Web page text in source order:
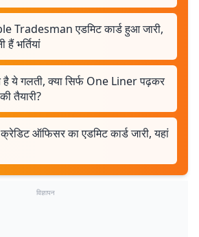
Tradesman एडमिट कार्ड हुआ जारी,
हैं भर्तियां
है ये गलती, क्या सिर्फ One Liner पढ़कर
तैयारी?
ऑफिसर का एडमिट कार्ड जारी, यहां
विज्ञापन